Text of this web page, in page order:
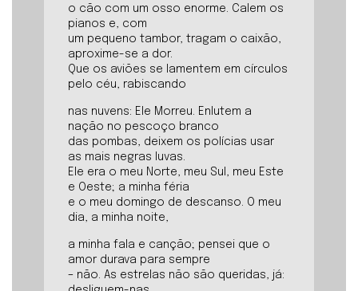
o cão com um osso enorme. Calem os
pianos e, com
um pequeno tambor, tragam o caixão,
aproxime-se a dor.
Que os aviões se lamentem em círculos
pelo céu, rabiscando
nas nuvens: Ele Morreu. Enlutem a
nação no pescoço branco
das pombas, deixem os polícias usar
as mais negras luvas.
Ele era o meu Norte, meu Sul, meu Este
e Oeste; a minha féria
e o meu domingo de descanso. O meu
dia, a minha noite,
a minha fala e canção; pensei que o
amor durava para sempre
– não. As estrelas não são queridas, já: